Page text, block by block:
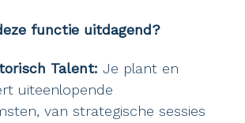
functie uitdagend?
Talent: Je plant en
uiteenlopende
van strategische sessies